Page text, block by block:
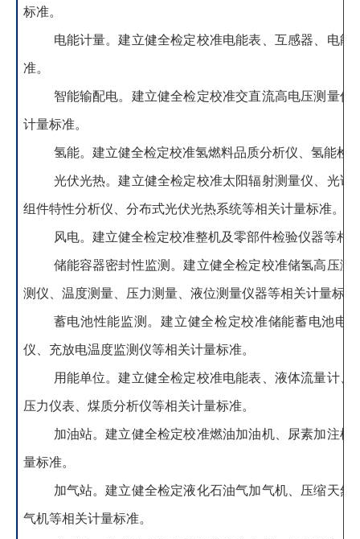
标准。
电能计量。建立健全检定校准电能表、互感器、电能
准。
智能输配电。 建立健全检定校准交直流高电压测量仪
计量标准。
氢能。 建立健全检定校准氢燃料品质分析仪、氢能检
光伏光热。建立健全检定校准太阳辐射测量仪、光谱
组件特性分析仪、分布式光伏光热系统等相关计量标准。
风电。 建立健全检定校准整机及零部件检验仪器等相
储能容器密封性监测 。建立健全检定校准储氢高压测
测仪、温度测量、压力测量、液位测量仪器等相关计量标准
蓄电池性能监测 。建立健全检定校准储能蓄电池电
仪、充放电温度监测仪等相关计量标准。
用能单位。建立健全检定校准电能表、液体流量计、
压力仪表、煤质分析仪等相关计量标准。
加油站。建立健全检定校准燃油加油机、尿素加注机
量标准。
加气站。建立健全检定液化石油气加气机、压缩天然
气机等相关计量标准。